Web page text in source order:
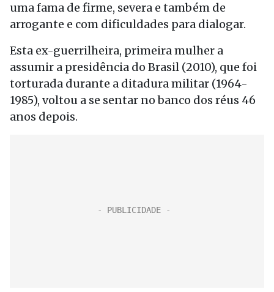
uma fama de firme, severa e também de
arrogante e com dificuldades para dialogar.
Esta ex-guerrilheira, primeira mulher a
assumir a presidência do Brasil (2010), que foi
torturada durante a ditadura militar (1964-
1985), voltou a se sentar no banco dos réus 46
anos depois.